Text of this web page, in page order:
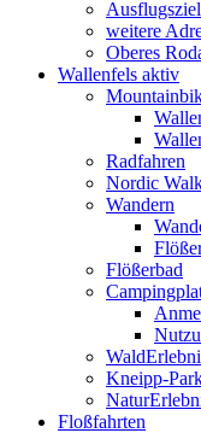
weitere
Oberes
Wallenfels aktiv
Radfahren
Nordic
Wandern
Flößerbad
Kneipp-
Floßfahrten